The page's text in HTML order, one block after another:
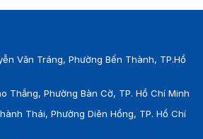
Văn Tráng, Phường Bến Thành, TP.Hồ
Thắng, Phường Bàn Cờ, TP. Hồ Chí Minh
Thái, Phường Diên Hồng, TP. Hồ Chí